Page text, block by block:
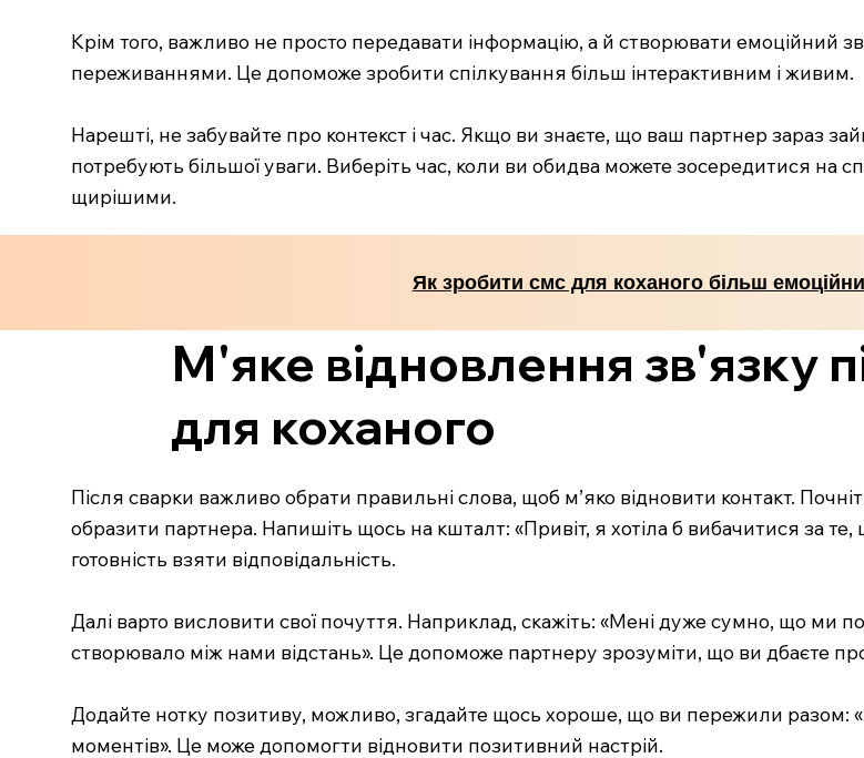
Крім того, важливо не просто передавати інформацію, а й створювати емоційний
переживаннями. Це допоможе зробити спілкування більш інтерактивним і живим.
Нарешті, не забувайте про контекст і час. Якщо ви знаєте, що ваш партнер зараз
потребують більшої уваги. Виберіть час, коли ви обидва можете зосередитися на
щирішими.
Як зробити смс для коханого більш
М'яке відновлення зв'язку
для коханого
Після сварки важливо обрати правильні слова, щоб м’яко відновити контакт.
образити партнера. Напишіть щось на кшталт: «Привіт, я хотіла б вибачитися за
готовність взяти відповідальність.
Далі варто висловити свої почуття. Наприклад, скажіть: «Мені дуже сумно, що ми
створювало між нами відстань». Це допоможе партнеру зрозуміти, що ви дбаєте
Додайте нотку позитиву, можливо, згадайте щось хороше, що ви пережили разом:
моментів». Це може допомогти відновити позитивний настрій.